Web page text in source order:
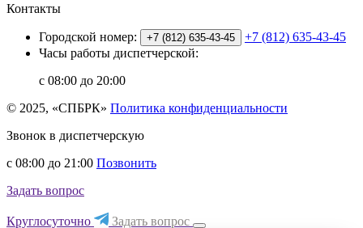
Контакты
Городской номер: +7 (812) 635-43-45
+7 (812) 635-43-45
Часы работы диспетчерской:
с 08:00 до 20:00
© 2025, «СПБРК» Политика конфиденциальности
Звонок в диспетчерскую
с 08:00 до 21:00 Позвонить
Задать вопрос
Круглосуточно Задать вопрос